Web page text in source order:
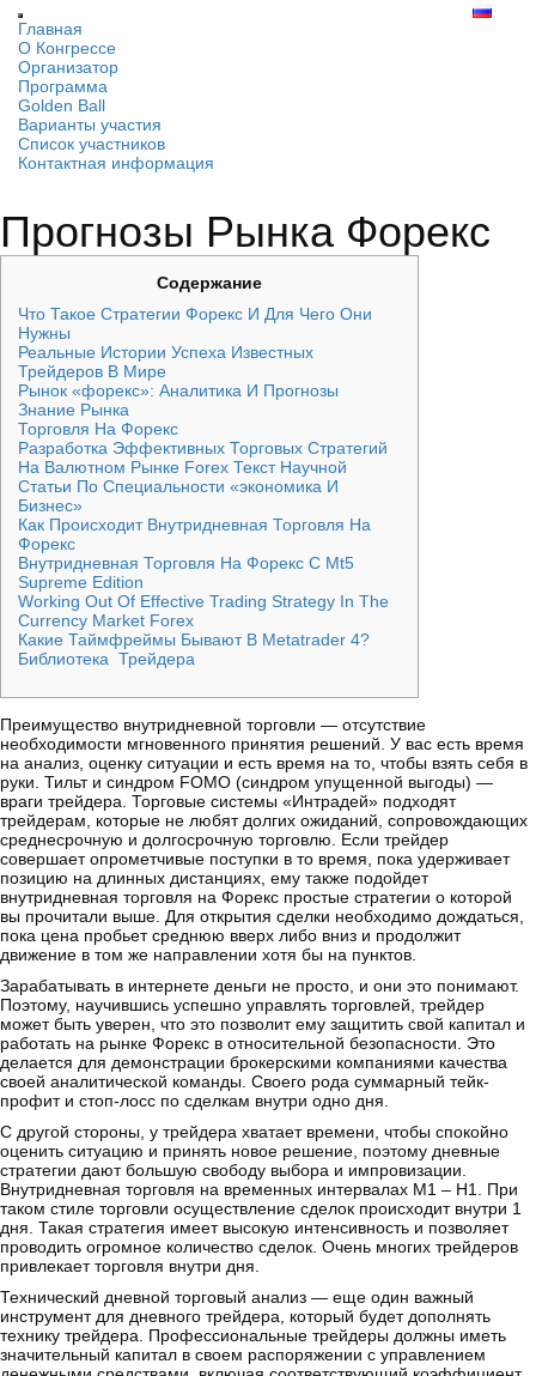
Главная
О Конгрессе
Организатор
Программа
Golden Ball
Варианты участия
Список участников
Контактная информация
Прогнозы Рынка Форекс
Cодержание
Что Такое Стратегии Форекс И Для Чего Они
Нужны
Реальные Истории Успеха Известных
Трейдеров В Мире
Рынок «форекс»: Аналитика И Прогнозы
Знание Рынка
Торговля На Форекс
Разработка Эффективных Торговых Стратегий
На Валютном Рынке Forex Текст Научной
Статьи По Специальности «экономика И
Бизнес»
Как Происходит Внутридневная Торговля На
Форекс
Внутридневная Торговля На Форекс С Mt5
Supreme Edition
Working Out Of Effective Trading Strategy In The
Currency Market Forex
Какие Таймфреймы Бывают В Metatrader 4?
Библиотека Трейдера
Преимущество внутридневной торговли — отсутствие
необходимости мгновенного принятия решений. У вас есть время
на анализ, оценку ситуации и есть время на то, чтобы взять себя в
руки. Тильт и синдром FOMO (синдром упущенной выгоды) —
враги трейдера. Торговые системы «Интрадей» подходят
трейдерам, которые не любят долгих ожиданий, сопровождающих
среднесрочную и долгосрочную торговлю. Если трейдер
совершает опрометчивые поступки в то время, пока удерживает
позицию на длинных дистанциях, ему также подойдет
внутридневная торговля на Форекс простые стратегии о которой
вы прочитали выше. Для открытия сделки необходимо дождаться,
пока цена пробьет среднюю вверх либо вниз и продолжит
движение в том же направлении хотя бы на пунктов.
Зарабатывать в интернете деньги не просто, и они это понимают.
Поэтому, научившись успешно управлять торговлей, трейдер
может быть уверен, что это позволит ему защитить свой капитал и
работать на рынке Форекс в относительной безопасности. Это
делается для демонстрации брокерскими компаниями качества
своей аналитической команды. Своего рода суммарный тейк-
профит и стоп-лосс по сделкам внутри одно дня.
С другой стороны, у трейдера хватает времени, чтобы спокойно
оценить ситуацию и принять новое решение, поэтому дневные
стратегии дают большую свободу выбора и импровизации.
Внутридневная торговля на временных интервалах М1 – Н1. При
таком стиле торговли осуществление сделок происходит внутри 1
дня. Такая стратегия имеет высокую интенсивность и позволяет
проводить огромное количество сделок. Очень многих трейдеров
привлекает торговля внутри дня.
Технический дневной торговый анализ — еще один важный
инструмент для дневного трейдера, который будет дополнять
технику трейдера. Профессиональные трейдеры должны иметь
значительный капитал в своем распоряжении с управлением